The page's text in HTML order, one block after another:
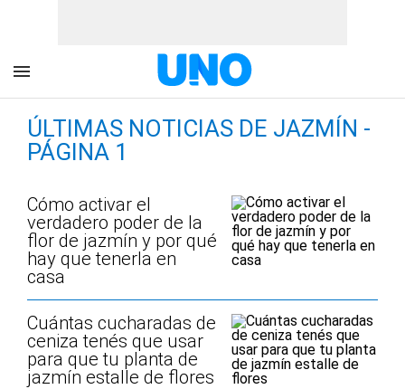
ÚLTIMAS NOTICIAS DE JAZMÍN -
PÁGINA 1
Cómo activar el
verdadero poder de la
flor de jazmín y por qué
hay que tenerla en
casa
Cuántas cucharadas de
ceniza tenés que usar
para que tu planta de
jazmín estalle de flores